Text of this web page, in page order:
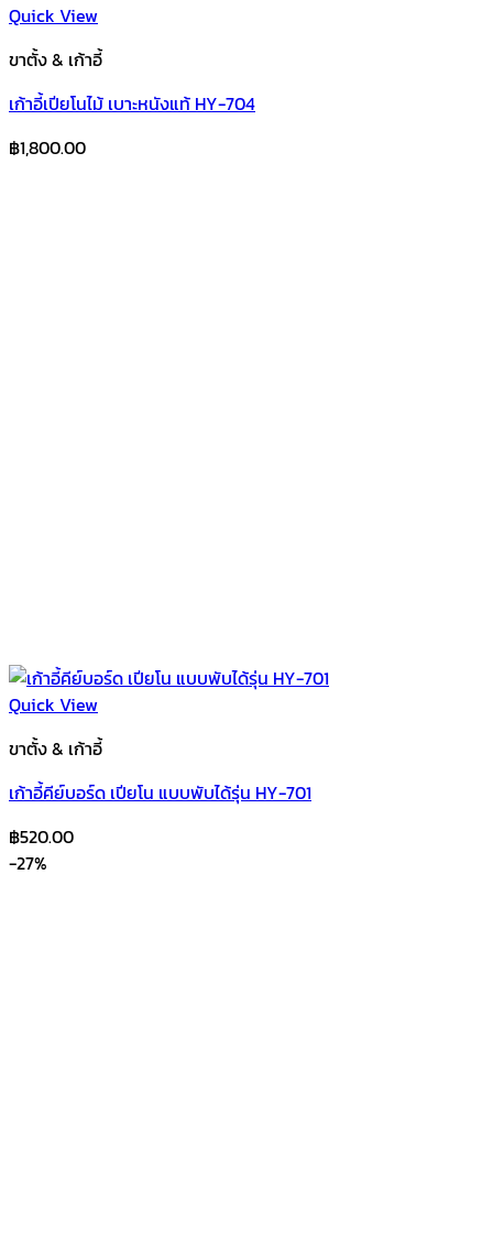
Quick View
ขาตั้ง & เก้าอี้
เก้าอี้เปียโนไม้ เบาะหนังแท้ HY-704
฿1,800.00
Quick View
ขาตั้ง & เก้าอี้
เก้าอี้คีย์บอร์ด เปียโน แบบพับได้รุ่น HY-701
฿520.00
-27%